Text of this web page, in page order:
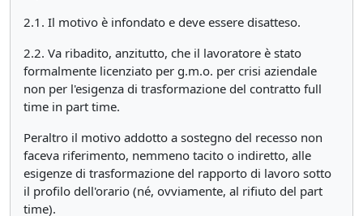
2.1. Il motivo è infondato e deve essere disatteso.
2.2. Va ribadito, anzitutto, che il lavoratore è stato
formalmente licenziato per g.m.o. per crisi aziendale
non per l'esigenza di trasformazione del contratto full
time in part time.
Peraltro il motivo addotto a sostegno del recesso non
faceva riferimento, nemmeno tacito o indiretto, alle
esigenze di trasformazione del rapporto di lavoro sotto
il profilo dell'orario (né, ovviamente, al rifiuto del part
time).